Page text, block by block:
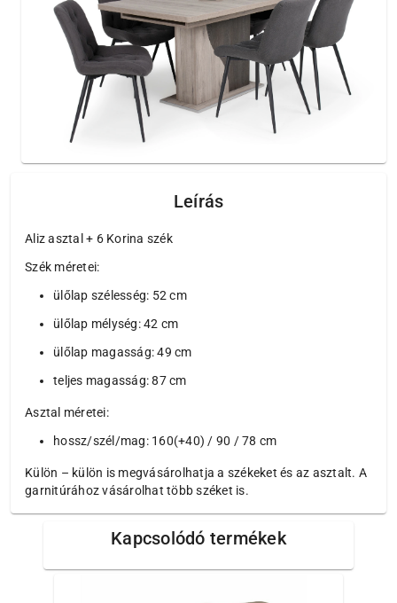
Leírás
Aliz asztal + 6 Korina szék
Szék méretei:
ülőlap szélesség: 52 cm
ülőlap mélység: 42 cm
ülőlap magasság: 49 cm
teljes magasság: 87 cm
Asztal méretei:
hossz/szél/mag: 160(+40) / 90 / 78 cm
Külön – külön is megvásárolhatja a székeket és az asztalt. A
garnitúrához vásárolhat több széket is.
Kapcsolódó termékek